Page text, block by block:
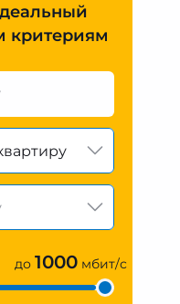
критериям
до 1000 мбит/с